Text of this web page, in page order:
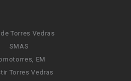
de Torres Vedras
SMAS
EM
Torres Vedras